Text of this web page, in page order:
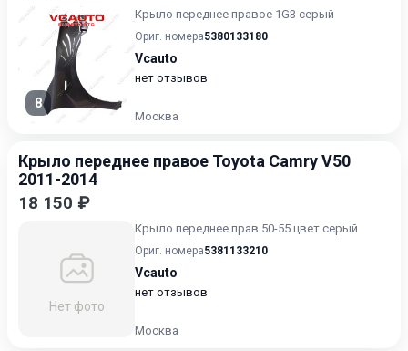
8
Крыло переднее правое 1G3 серый
Ориг. номера5380133180
Vcauto
нет отзывов
Москва
Крыло переднее правое Toyota Camry V50
2011-2014
18 150 ₽
Нет фото
Крыло переднее прав 50-55 цвет серый
Ориг. номера5381133210
Vcauto
нет отзывов
Москва